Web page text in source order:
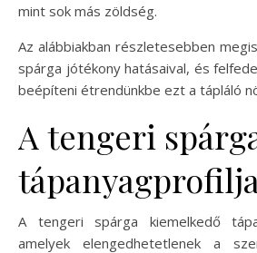
mint sok más zöldség.
Az alábbiakban részletesebben
spárga jótékony hatásaival, és
beépíteni étrendünkbe ezt a tápláló
A tengeri
A tengeri spárga kiemelkedő
amelyek elengedhetetlenek a